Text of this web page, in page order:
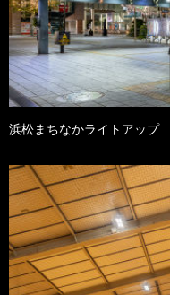
浜松まちなかライトアップ